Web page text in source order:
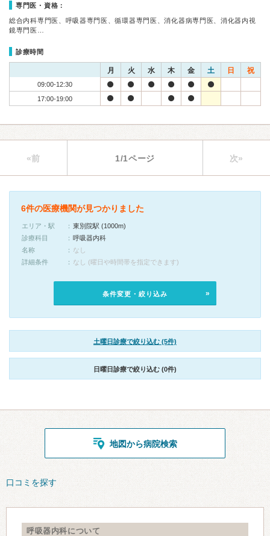
専門医・資格：
総合内科専門医、呼吸器専門医、循環器専門医、消化器病専門医、消化器内視
鏡専門医…
診療時間
月 火 水 木 金 土 日 祝
09:00-12:30
17:00-19:00
«前 1/1ページ 次»
6件の医療機関が見つかりました
エリア・駅
東別院駅 (1000m)
診療科目
呼吸器内科
名称
なし
詳細条件
なし (曜日や時間帯を指定できます)
条件変更・絞り込み
土曜日診療で絞り込む (5件)
日曜日診療で絞り込む (0件)
地図から病院検索
口コミを探す
呼吸器内科について